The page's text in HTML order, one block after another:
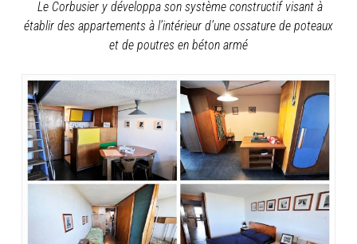
Le Corbusier y développa son système constructif visant à
établir des appartements à l’intérieur d’une ossature de poteaux
et de poutres en béton armé